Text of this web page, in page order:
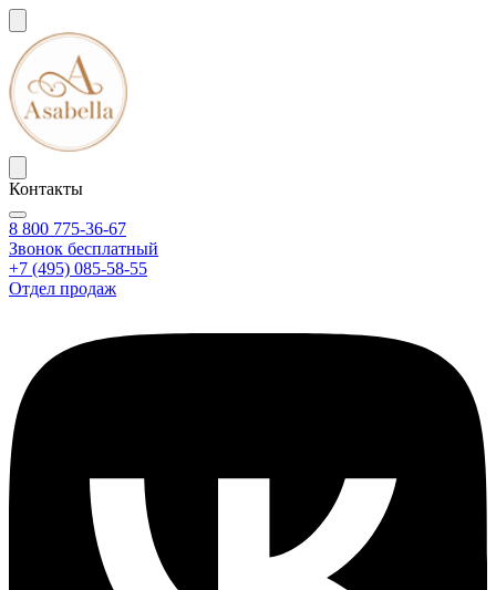
Контакты
8 800 775-36-67
Звонок бесплатный
+7 (495) 085-58-55
Отдел продаж